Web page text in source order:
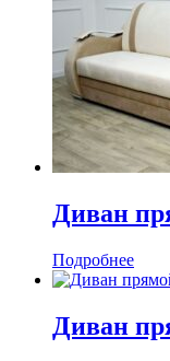
Диван
Подробнее
Диван